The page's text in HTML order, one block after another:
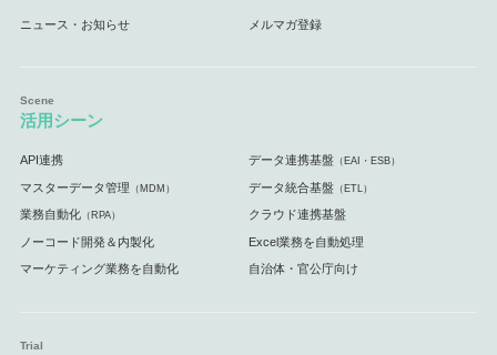
ニュース・お知らせ メルマガ登録
活用シーン
API連携 データ連携基盤 （EAI・ESB）
マスターデータ管理 （MDM） データ統合基盤 （ETL）
業務自動化（RPA） クラウド連携基盤
ノーコード開発＆内製化 Excel業務を自動処理
マーケティング業務を自動化 自治体・官公庁向け